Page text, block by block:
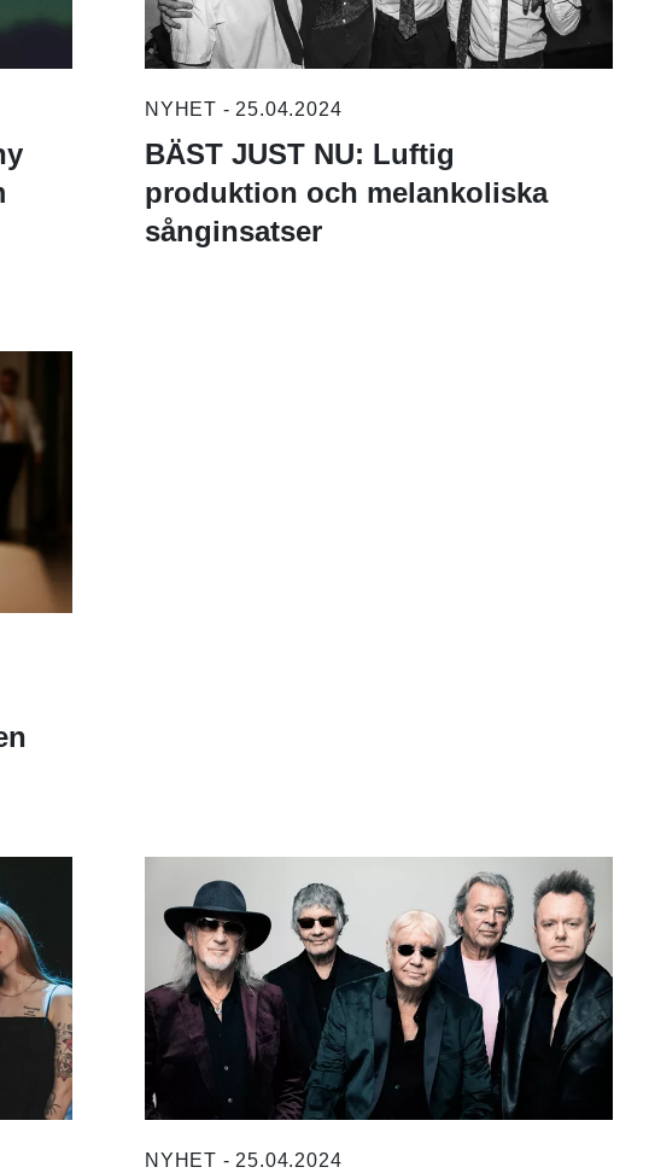
NYHET - 25.04.2024
BÄST JUST NU: Luftig
produktion och melankoliska
sånginsatser
NYHET - 25.04.2024